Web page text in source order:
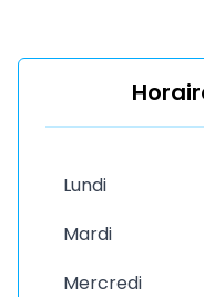
Lundi
Mardi
Mercredi